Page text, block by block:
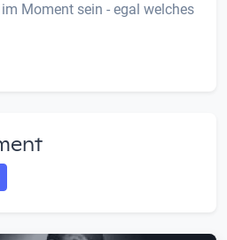
Moment sein - egal welches